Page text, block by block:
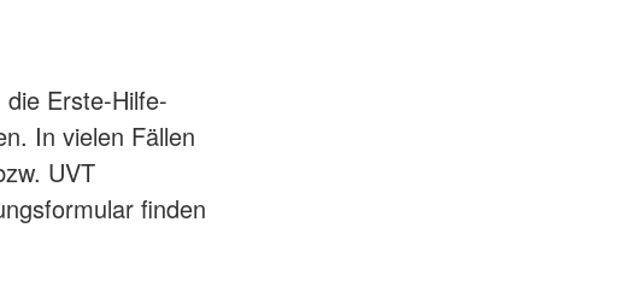
Erste-Hilfe-
In vielen Fällen
UVT
finden